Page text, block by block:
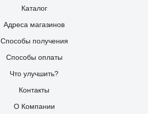
Каталог
Адреса магазинов
Способы получения
Способы оплаты
Что улучшить?
Контакты
О Компании